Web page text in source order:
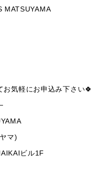
MATSUYAMA
お気軽にお申込み下さい🍀
マ)
ビル1F